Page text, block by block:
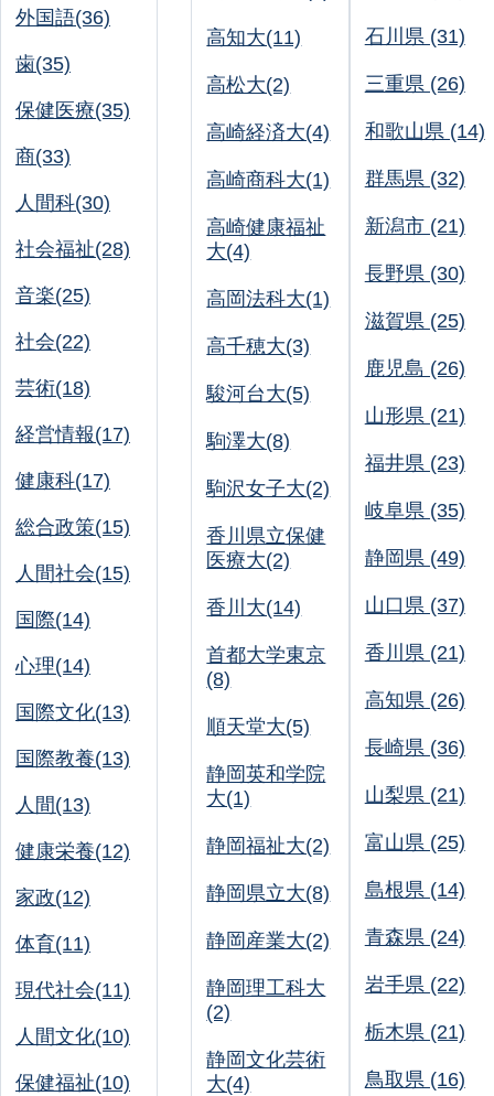
外国語(36)
歯(35)
保健医療(35)
商(33)
人間科(30)
社会福祉(28)
音楽(25)
社会(22)
芸術(18)
経営情報(17)
健康科(17)
総合政策(15)
人間社会(15)
国際(14)
心理(14)
国際文化(13)
国際教養(13)
人間(13)
健康栄養(12)
家政(12)
体育(11)
現代社会(11)
人間文化(10)
保健福祉(10)
高知大(11)
高松大(2)
高崎経済大(4)
高崎商科大(1)
高崎健康福祉
大(4)
高岡法科大(1)
高千穂大(3)
駿河台大(5)
駒澤大(8)
駒沢女子大(2)
香川県立保健
医療大(2)
香川大(14)
首都大学東京
(8)
順天堂大(5)
静岡英和学院
大(1)
静岡福祉大(2)
静岡県立大(8)
静岡産業大(2)
静岡理工科大
(2)
静岡文化芸術
大(4)
石川県 (31)
三重県 (26)
和歌山県 (14)
群馬県 (32)
新潟市 (21)
長野県 (30)
滋賀県 (25)
鹿児島 (26)
山形県 (21)
福井県 (23)
岐阜県 (35)
静岡県 (49)
山口県 (37)
香川県 (21)
高知県 (26)
長崎県 (36)
山梨県 (21)
富山県 (25)
島根県 (14)
青森県 (24)
岩手県 (22)
栃木県 (21)
鳥取県 (16)